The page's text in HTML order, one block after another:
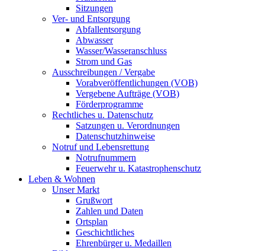
Sitzungen
Ver- und Entsorgung
Abfallentsorgung
Abwasser
Wasser/Wasseranschluss
Strom und Gas
Ausschreibungen / Vergabe
Vorabveröffentlichungen (VOB)
Vergebene Aufträge (VOB)
Förderprogramme
Rechtliches u. Datenschutz
Satzungen u. Verordnungen
Datenschutzhinweise
Notruf und Lebensrettung
Notrufnummern
Feuerwehr u. Katastrophenschutz
Leben & Wohnen
Unser Markt
Grußwort
Zahlen und Daten
Ortsplan
Geschichtliches
Ehrenbürger u. Medaillen